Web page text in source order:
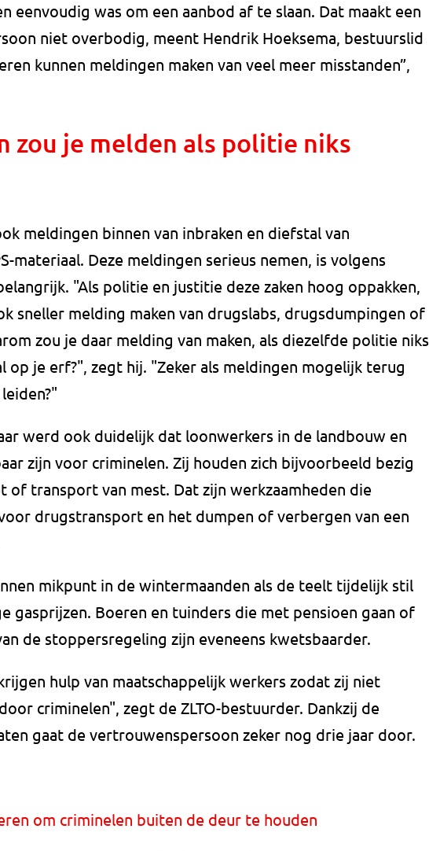
eenvoudig was om een aanbod af te slaan. Dat maakt een
niet overbodig, meent Hendrik Hoeksema, bestuurslid
kunnen meldingen maken van veel meer misstanden”,
zou je melden als politie niks
meldingen binnen van inbraken en diefstal van
materiaal. Deze meldingen serieus nemen, is volgens
"Als politie en justitie deze zaken hoog oppakken,
sneller melding maken van drugslabs, drugsdumpingen of
zou je daar melding van maken, als diezelfde politie niks
op je erf?", zegt hij. "Zeker als meldingen mogelijk terug
werd ook duidelijk dat loonwerkers in de landbouw en
zijn voor criminelen. Zij houden zich bijvoorbeeld bezig
of transport van mest. Dat zijn werkzaamheden die
drugstransport en het dumpen of verbergen van een
mikpunt in de wintermaanden als de teelt tijdelijk stil
gasprijzen. Boeren en tuinders die met pensioen gaan of
de stoppersregeling zijn eveneens kwetsbaarder.
hulp van maatschappelijk werkers zodat zij niet
criminelen", zegt de ZLTO-bestuurder. Dankzij de
gaat de vertrouwenspersoon zeker nog drie jaar door.
om criminelen buiten de deur te houden